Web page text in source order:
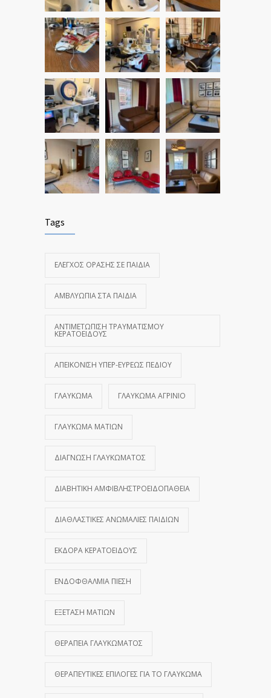
Tags
ΈΛΕΓΧΟΣ ΌΡΑΣΗΣ ΣΕ ΠΑΙΔΙΆ
ΑΜΒΛΥΩΠΊΑ ΣΤΑ ΠΑΙΔΙΆ
ΑΝΤΙΜΕΤΏΠΙΣΗ ΤΡΑΥΜΑΤΙΣΜΟΎ
ΚΕΡΑΤΟΕΙΔΟΎΣ
ΑΠΕΙΚΌΝΙΣΗ ΥΠΕΡ-ΕΥΡΈΩΣ ΠΕΔΊΟΥ
ΓΛΑΎΚΩΜΑ ΓΛΑΎΚΩΜΑ ΑΓΡΊΝΙΟ
ΓΛΑΎΚΩΜΑ ΜΑΤΙΏΝ
ΔΙΆΓΝΩΣΗ ΓΛΑΥΚΏΜΑΤΟΣ
ΔΙΑΒΗΤΙΚΉ ΑΜΦΙΒΛΗΣΤΡΟΕΙΔΟΠΆΘΕΙΑ
ΔΙΑΘΛΑΣΤΙΚΈΣ ΑΝΩΜΑΛΊΕΣ ΠΑΙΔΙΏΝ
ΕΚΔΟΡΆ ΚΕΡΑΤΟΕΙΔΟΎΣ
ΕΝΔΟΦΘΆΛΜΙΑ ΠΊΕΣΗ
ΕΞΈΤΑΣΗ ΜΑΤΙΏΝ
ΘΕΡΑΠΕΊΑ ΓΛΑΥΚΏΜΑΤΟΣ
ΘΕΡΑΠΕΥΤΙΚΈΣ ΕΠΙΛΟΓΈΣ ΓΙΑ ΤΟ ΓΛΑΎΚΩΜΑ